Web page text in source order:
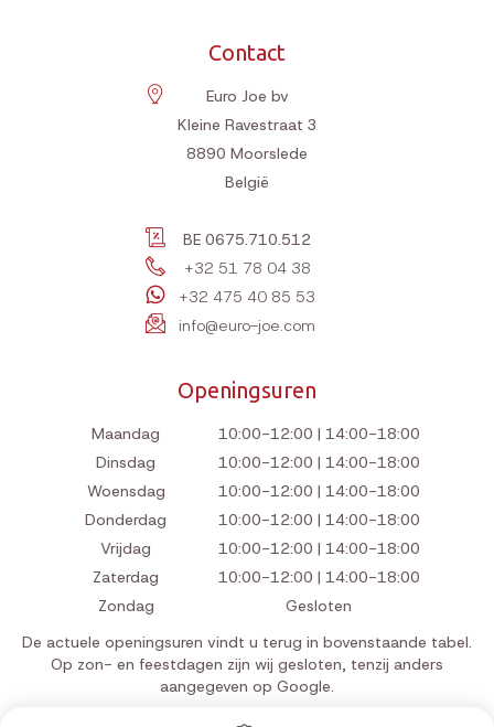
Contact
Euro Joe bv
Kleine Ravestraat 3
8890 Moorslede
België
BE 0675.710.512
+32 51 78 04 38
+32 475 40 85 53
info@euro-joe.com
Openingsuren
Maandag
10:00-12:00 | 14:00-18:00
Dinsdag
10:00-12:00 | 14:00-18:00
Woensdag
10:00-12:00 | 14:00-18:00
Donderdag
10:00-12:00 | 14:00-18:00
Vrijdag
10:00-12:00 | 14:00-18:00
Zaterdag
10:00-12:00 | 14:00-18:00
Zondag
Gesloten
De actuele openingsuren vindt u terug in bovenstaande tabel.
Op zon- en feestdagen zijn wij gesloten, tenzij anders
aangegeven op Google.